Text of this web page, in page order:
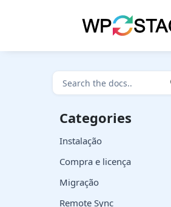
Categories
Instalação
Compra e licença
Migração
Remote Sync